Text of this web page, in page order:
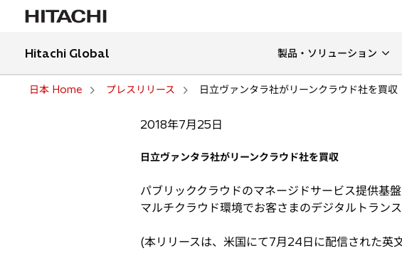
Hitachi Global 製品・ソリューション
日本 Home プレスリリース 日立ヴァンタラ社がリーンクラウド社を買収
2018年7月25日
日立ヴァンタラ社がリーンクラウド社を買収
パブリッククラウドのマネージドサービス提供基
マルチクラウド環境でお客さまのデジタルトラン
(本リリースは、米国にて7月24日に配信された英